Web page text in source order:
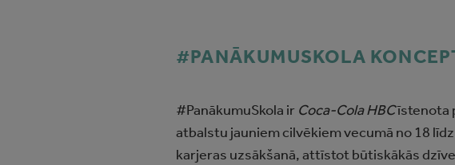
#PANĀKUMUSKOLA
#PanākumuSkola ir Coca‑Cola HBCīstenota
atbalstu jauniem cilvēkiem vecumā no 18
karjeras uzsākšanā, attīstot būtiskākās